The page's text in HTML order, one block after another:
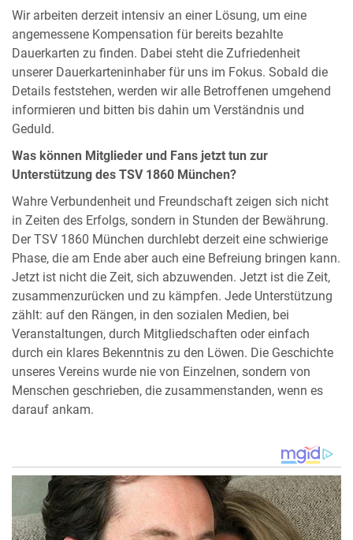
Wir arbeiten derzeit intensiv an einer Lösung, um eine
angemessene Kompensation für bereits bezahlte
Dauerkarten zu finden. Dabei steht die Zufriedenheit
unserer Dauerkarteninhaber für uns im Fokus. Sobald die
Details feststehen, werden wir alle Betroffenen umgehend
informieren und bitten bis dahin um Verständnis und
Geduld.
Was können Mitglieder und Fans jetzt tun zur
Unterstützung des TSV 1860 München?
Wahre Verbundenheit und Freundschaft zeigen sich nicht
in Zeiten des Erfolgs, sondern in Stunden der Bewährung.
Der TSV 1860 München durchlebt derzeit eine schwierige
Phase, die am Ende aber auch eine Befreiung bringen kann.
Jetzt ist nicht die Zeit, sich abzuwenden. Jetzt ist die Zeit,
zusammenzurücken und zu kämpfen. Jede Unterstützung
zählt: auf den Rängen, in den sozialen Medien, bei
Veranstaltungen, durch Mitgliedschaften oder einfach
durch ein klares Bekenntnis zu den Löwen. Die Geschichte
unseres Vereins wurde nie von Einzelnen, sondern von
Menschen geschrieben, die zusammenstanden, wenn es
darauf ankam.